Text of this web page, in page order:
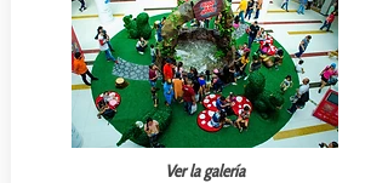
Ver la galería